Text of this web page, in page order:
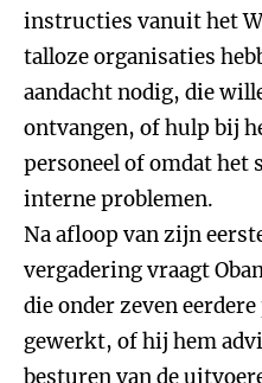
instructies vanuit het
talloze organisaties
aandacht nodig, die
ontvangen, of hulp bij
personeel of omdat het
interne problemen.
Na afloop van zijn
vergadering vraagt
die onder zeven
gewerkt, of hij hem
besturen van de